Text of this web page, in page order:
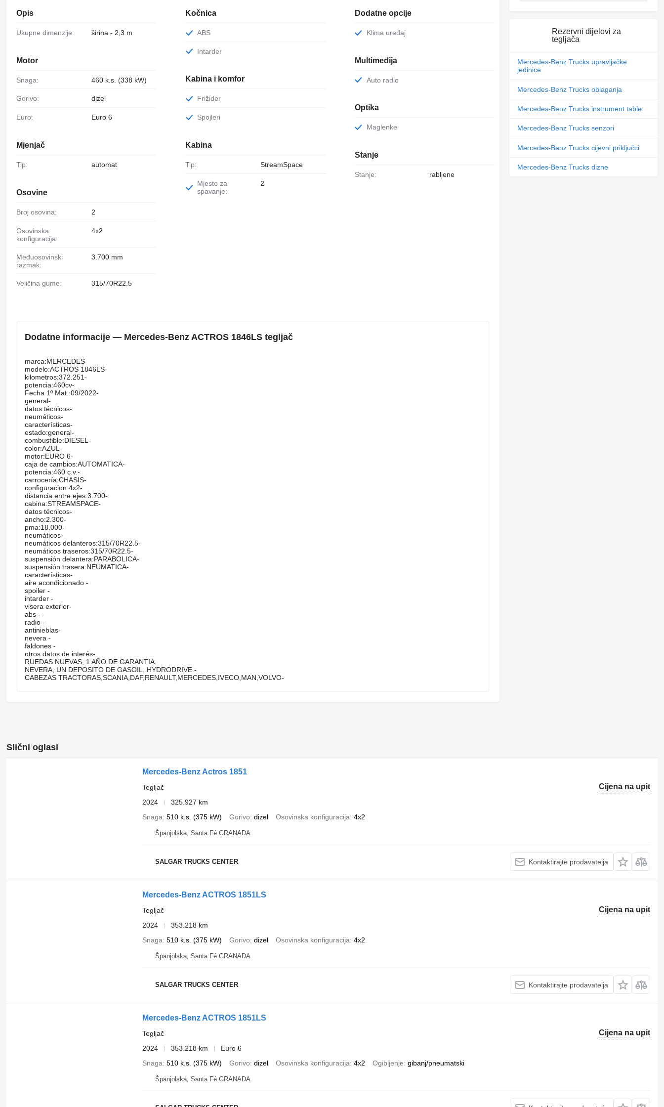
Opis
Ukupne dimenzije: širina - 2,3 m
Motor
Snaga: 460 k.s. (338 kW)
Gorivo: dizel
Euro: Euro 6
Mjenjač
Tip: automat
Osovine
Broj osovina: 2
Osovinska
konfiguracija:
4x2
Međuosovinski
razmak:
3.700 mm
Veličina gume: 315/70R22.5
Kočnica
ABS
Intarder
Kabina i komfor
Frižider
Spojleri
Kabina
Tip: StreamSpace
Mjesto za
spavanje:
2
Dodatne opcije
Klima uređaj
Multimedija
Auto radio
Optika
Maglenke
Stanje
Stanje: rabljene
Dodatne informacije — Mercedes-Benz ACTROS 1846LS tegljač
marca:MERCEDES-
modelo:ACTROS 1846LS-
kilometros:372.251-
potencia:460cv-
Fecha 1º Mat.:09/2022-
general-
datos técnicos-
neumáticos-
características-
estado:general-
combustible:DIESEL-
color:AZUL-
motor:EURO 6-
caja de cambios:AUTOMATICA-
potencia:460 c.v.-
carrocería:CHASIS-
configuracion:4x2-
distancia entre ejes:3.700-
cabina:STREAMSPACE-
datos técnicos-
ancho:2.300-
pma:18.000-
neumáticos-
neumáticos delanteros:315/70R22.5-
neumáticos traseros:315/70R22.5-
suspensión delantera:PARABOLICA-
suspensión trasera:NEUMATICA-
características-
aire acondicionado -
spoiler -
intarder -
visera exterior-
abs -
radio -
antinieblas-
nevera -
faldones -
otros datos de interés-
RUEDAS NUEVAS, 1 AÑO DE GARANTIA.
NEVERA, UN DEPOSITO DE GASOIL, HYDRODRIVE.-
CABEZAS TRACTORAS,SCANIA,DAF,RENAULT,MERCEDES,IVECO,MAN,VOLVO-
Rezervni dijelovi za
tegljača
Mercedes-Benz Trucks upravljačke
jedinice
Mercedes-Benz Trucks oblaganja
Mercedes-Benz Trucks instrument table
Mercedes-Benz Trucks senzori
Mercedes-Benz Trucks cijevni priključci
Mercedes-Benz Trucks dizne
Slični oglasi
Mercedes-Benz Actros 1851
Cijena na upit
Tegljač
2024
325.927 km
Snaga 510 k.s. (375 kW) Gorivo dizel Osovinska konfiguracija 4x2
Španjolska, Santa Fé GRANADA
SALGAR TRUCKS CENTER Kontaktirajte prodavatelja
Mercedes-Benz ACTROS 1851LS
Cijena na upit
Tegljač
2024
353.218 km
Snaga 510 k.s. (375 kW) Gorivo dizel Osovinska konfiguracija 4x2
Španjolska, Santa Fé GRANADA
SALGAR TRUCKS CENTER Kontaktirajte prodavatelja
Mercedes-Benz ACTROS 1851LS
Cijena na upit
Tegljač
2024
353.218 km
Euro 6
Snaga 510 k.s. (375 kW) Gorivo dizel Osovinska konfiguracija 4x2 Ogibljenje gibanj/pneumatski
Španjolska, Santa Fé GRANADA